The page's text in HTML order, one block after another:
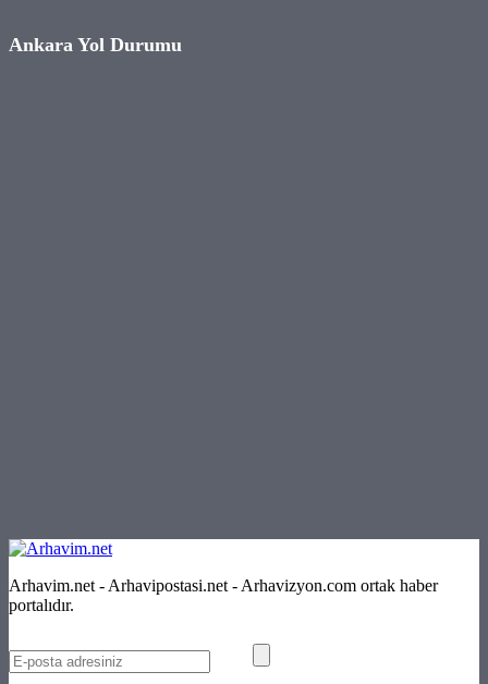
Ankara Yol Durumu
Arhavim.net - Arhavipostasi.net - Arhavizyon.com ortak haber
portalıdır.